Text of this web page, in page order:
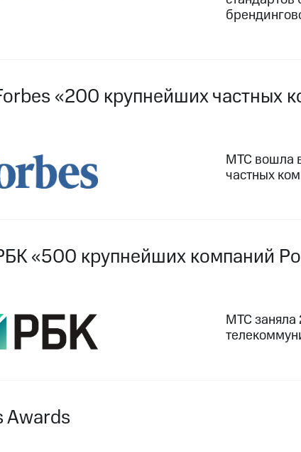
«200 крупнейших частных
МТС вошла
частных
«500 крупнейших компаний
МТС заняла
Awards